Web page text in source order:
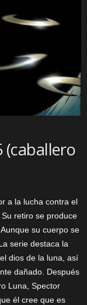
(caballero
a la lucha contra el
retiro se produce
su cuerpo se
serie destaca la
dios de la luna, así
dañado. Después
Luna, Spector
él cree que es